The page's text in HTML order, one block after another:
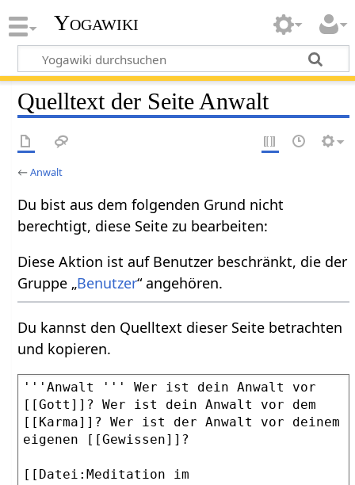
Yogawiki
Quelltext der Seite Anwalt
←Anwalt
Du bist aus dem folgenden Grund nicht
berechtigt, diese Seite zu bearbeiten:
Diese Aktion ist auf Benutzer beschränkt, die der
Gruppe „Benutzer“ angehören.
Du kannst den Quelltext dieser Seite betrachten
und kopieren.